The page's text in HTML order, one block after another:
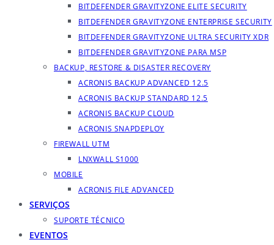
BITDEFENDER GRAVITYZONE ELITE SECURITY
BITDEFENDER GRAVITYZONE ENTERPRISE SECURITY
BITDEFENDER GRAVITYZONE ULTRA SECURITY XDR
BITDEFENDER GRAVITYZONE PARA MSP
BACKUP, RESTORE & DISASTER RECOVERY
ACRONIS BACKUP ADVANCED 12.5
ACRONIS BACKUP STANDARD 12.5
ACRONIS BACKUP CLOUD
ACRONIS SNAPDEPLOY
FIREWALL UTM
LNXWALL S1000
MOBILE
ACRONIS FILE ADVANCED
SERVIÇOS
SUPORTE TÉCNICO
EVENTOS